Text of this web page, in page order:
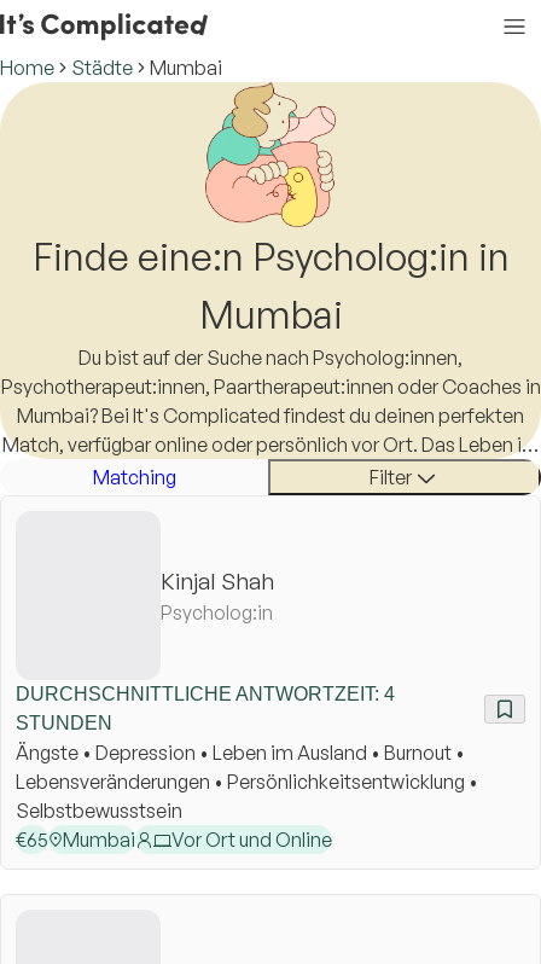
Home Städte Mumbai
Finde eine:n Psycholog:in in
Mumbai
Du bist auf der Suche nach Psycholog:innen,
Psychotherapeut:innen, Paartherapeut:innen oder Coaches in
Mumbai? Bei It's Complicated findest du deinen perfekten
Match, verfügbar online oder persönlich vor Ort. Das Leben ist
schon kompliziert genug, eine:n Therapeut:in in Mumbai zu
finden sollte es nicht sein.
Matching Filter
Kinjal Shah
Psycholog:in
DURCHSCHNITTLICHE ANTWORTZEIT: 4
STUNDEN
Ängste • Depression • Leben im Ausland • Burnout •
Lebensveränderungen • Persönlichkeitsentwicklung •
Selbstbewusstsein
€65 Mumbai Vor Ort und Online